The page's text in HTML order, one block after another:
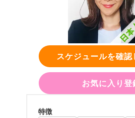
スケジュールを確認
お気に入り登
特徴